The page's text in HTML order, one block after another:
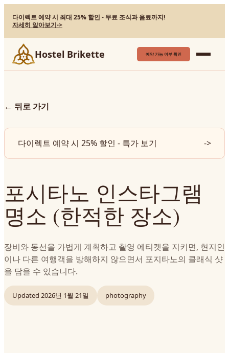
다이렉트 예약 시 최대 25% 할인 - 무료 조식과 음료까지!
자세히 알아보기->
Hostel Brikette 예약 가능 여부 확인
← 뒤로 가기
다이렉트 예약 시 25% 할인 - 특가 보기 ->
포시타노 인스타그램
명소 (한적한 장소)
장비와 동선을 가볍게 계획하고 촬영 에티켓을 지키면, 현지인
이나 다른 여행객을 방해하지 않으면서 포지타노의 클래식 샷
을 담을 수 있습니다.
Updated 2026년 1월 21일 photography